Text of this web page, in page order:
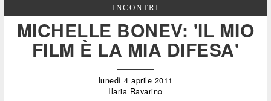
INCONTRI
MICHELLE BONEV: 'IL MIO
FILM È LA MIA DIFESA'
lunedì 4 aprile 2011
Ilaria Ravarino